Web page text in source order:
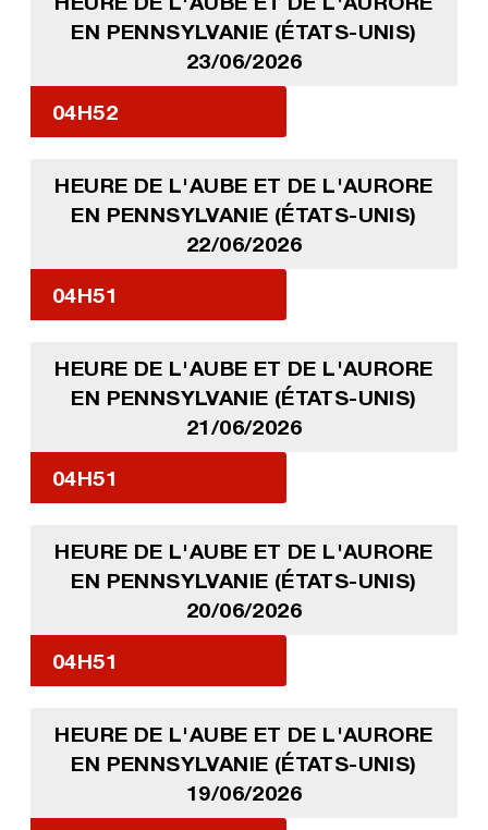
EN PENNSYLVANIE (ÉTATS-UNIS)
23/06/2026
04H52
HEURE DE L'AUBE ET DE L'AURORE
EN PENNSYLVANIE (ÉTATS-UNIS)
22/06/2026
04H51
HEURE DE L'AUBE ET DE L'AURORE
EN PENNSYLVANIE (ÉTATS-UNIS)
21/06/2026
04H51
HEURE DE L'AUBE ET DE L'AURORE
EN PENNSYLVANIE (ÉTATS-UNIS)
20/06/2026
04H51
HEURE DE L'AUBE ET DE L'AURORE
EN PENNSYLVANIE (ÉTATS-UNIS)
19/06/2026